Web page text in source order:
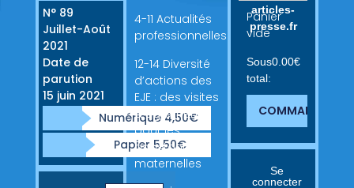
N° 89
Juillet-Août
2021
Date de
parution
15 juin 2021
Numérique 4,50€
Papier 5,50€
4-11 Actualités
professionnelles
12-14 Diversité
d’actions des
EJE : des visites
d’agrément
pour les
assistantes
maternelles
articles-
presse.fr
Panier
vide
Sous
total:
0.00€
COMMANDER
Se
connecter